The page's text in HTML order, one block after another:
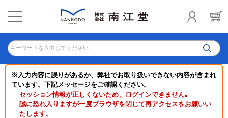
キーワードを入力してください
※入力内容に誤りがあるか、弊社でお取り扱いできない内容が含まれ
ています。下記メッセージをご確認ください。
セッション情報が正しくないため、ログインできません｡
誠に恐れ入りますが一度ブラウザを閉じて再アクセスをお願いい
たします。